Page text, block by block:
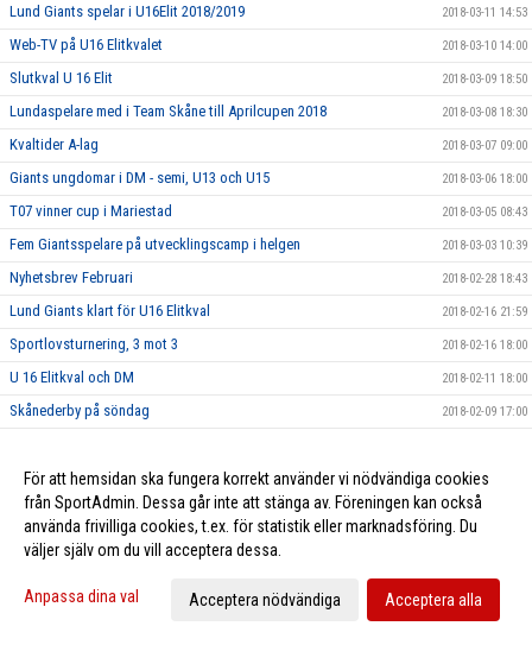
Lund Giants spelar i U16Elit 2018/2019 2018-03-11 14:53
Web-TV på U16 Elitkvalet 2018-03-10 14:00
Slutkval U 16 Elit 2018-03-09 18:50
Lundaspelare med i Team Skåne till Aprilcupen 2018 2018-03-08 18:30
Kvaltider A-lag 2018-03-07 09:00
Giants ungdomar i DM - semi, U13 och U15 2018-03-06 18:00
T07 vinner cup i Mariestad 2018-03-05 08:43
Fem Giantsspelare på utvecklingscamp i helgen 2018-03-03 10:39
Nyhetsbrev Februari 2018-02-28 18:43
Lund Giants klart för U16 Elitkval 2018-02-16 21:59
Sportlovsturnering, 3 mot 3 2018-02-16 18:00
U 16 Elitkval och DM 2018-02-11 18:00
Skånederby på söndag 2018-02-09 17:00
Lund Giants startar upp J18 säsongen 2018/2019 2018-01-25 15:00
Sommarhockeyläger 2018 2018-01-24 15:00
Tjeckiska ishockeyförbundet gästade Lund Giants
2018-01-11 19:50
Hemmamatch 10/1 mot Boro/Vetlanda 2018-01-10 15:00
För att hemsidan ska fungera korrekt använder vi nödvändiga cookies
från SportAdmin. Dessa går inte att stänga av. Föreningen kan också
använda frivilliga cookies, t.ex. för statistik eller marknadsföring. Du
väljer själv om du vill acceptera dessa.
Anpassa dina val Acceptera nödvändiga Acceptera alla